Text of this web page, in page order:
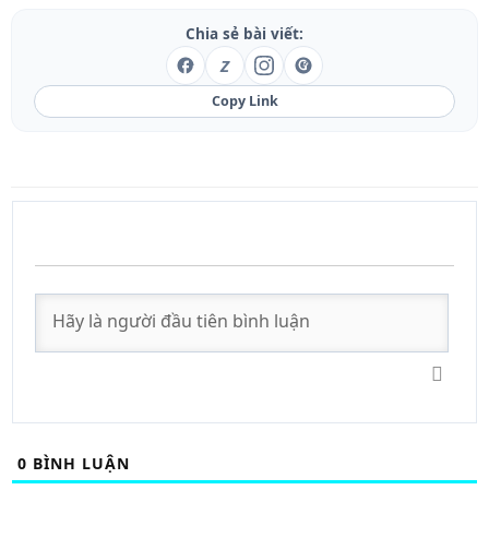
Chia sẻ bài viết:
Z
Copy Link
0 BÌNH LUẬN